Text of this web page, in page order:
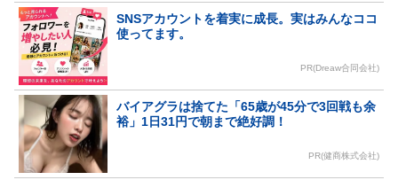
SNSアカウントを着実に成長。実はみんなココ
使ってます。
PR(Dreaw合同会社)
バイアグラは捨てた「65歳が45分で3回戦も余
裕」1日31円で朝まで絶好調！
PR(健商株式会社)